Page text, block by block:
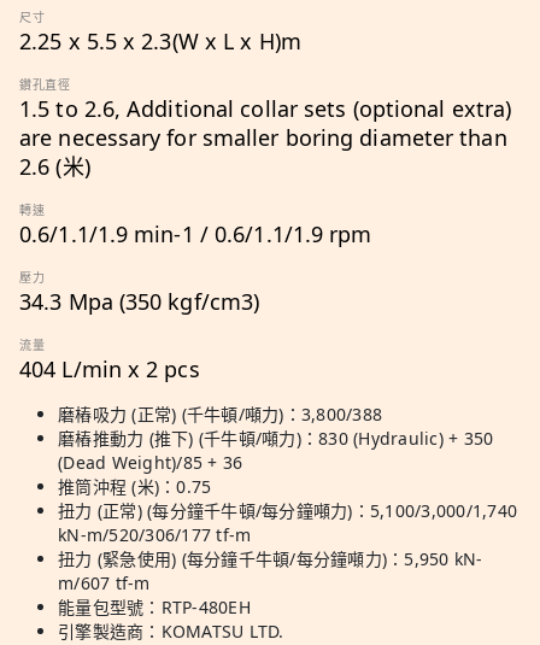
尺寸
2.25 x 5.5 x 2.3(W x L x H)m
鑽孔直徑
1.5 to 2.6, Additional collar sets (optional extra)
are necessary for smaller boring diameter than
2.6 (米)
轉速
0.6/1.1/1.9 min-1 / 0.6/1.1/1.9 rpm
壓力
34.3 Mpa (350 kgf/cm3)
流量
404 L/min x 2 pcs
磨樁吸力 (正常) (千牛頓/噸力)：3,800/388
磨樁推動力 (推下) (千牛頓/噸力)：830 (Hydraulic) + 350
(Dead Weight)/85 + 36
推筒沖程 (米)：0.75
扭力 (正常) (每分鐘千牛頓/每分鐘噸力)：5,100/3,000/1,740
kN-m/520/306/177 tf-m
扭力 (緊急使用) (每分鐘千牛頓/每分鐘噸力)：5,950 kN-
m/607 tf-m
能量包型號：RTP-480EH
引擎製造商：KOMATSU LTD.